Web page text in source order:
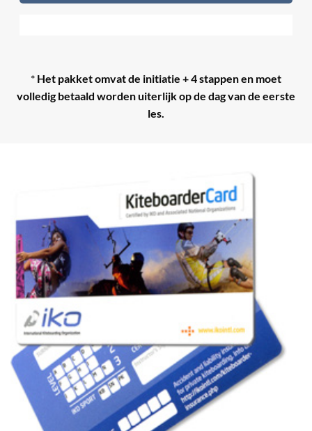
* Het pakket omvat de initiatie + 4 stappen en moet
volledig betaald worden uiterlijk op de dag van de eerste
les.